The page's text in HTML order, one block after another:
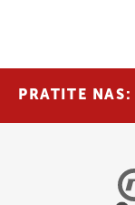
PRATITE NAS: